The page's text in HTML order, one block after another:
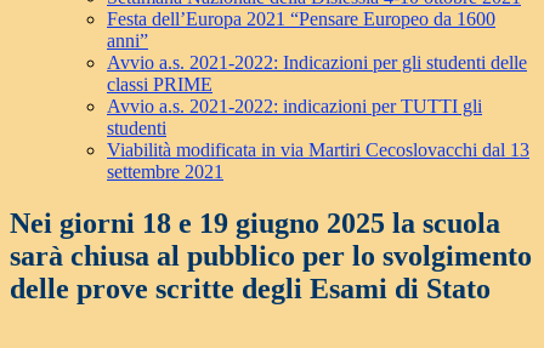
Festa dell’Europa 2021 “Pensare Europeo da 1600
anni”
Avvio a.s. 2021-2022: Indicazioni per gli studenti delle
classi PRIME
Avvio a.s. 2021-2022: indicazioni per TUTTI gli
studenti
Viabilità modificata in via Martiri Cecoslovacchi dal 13
settembre 2021
Nei giorni 18 e 19 giugno 2025 la scuola
sarà chiusa al pubblico per lo svolgimento
delle prove scritte degli Esami di Stato